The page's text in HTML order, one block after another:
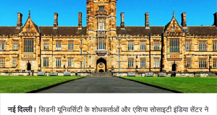
नई दिल्ली। सिडनी यूनिवर्सिटी के शोधकर्ताओं और एशिया सोसाइटी इंडिया सेंटर ने